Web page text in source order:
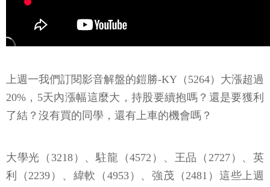
上週一我們訂閱影音解盤的鎧勝-KY（5264）大漲超過
20%，5天內漲幅這麼大，持股要續抱嗎？還是要獲利
了結？沒有買的同學，還有上車的機會嗎？
大學光（3218）、駐龍（4572）、王品（2727）、英
利（2239）、緯軟（4953）、強茂（2481）這些上週